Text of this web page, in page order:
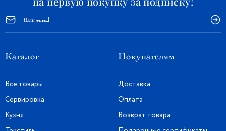
Каталог
Все товары
Сервировка
Кухня
Покупателям
Доставка
Оплата
Возврат товара